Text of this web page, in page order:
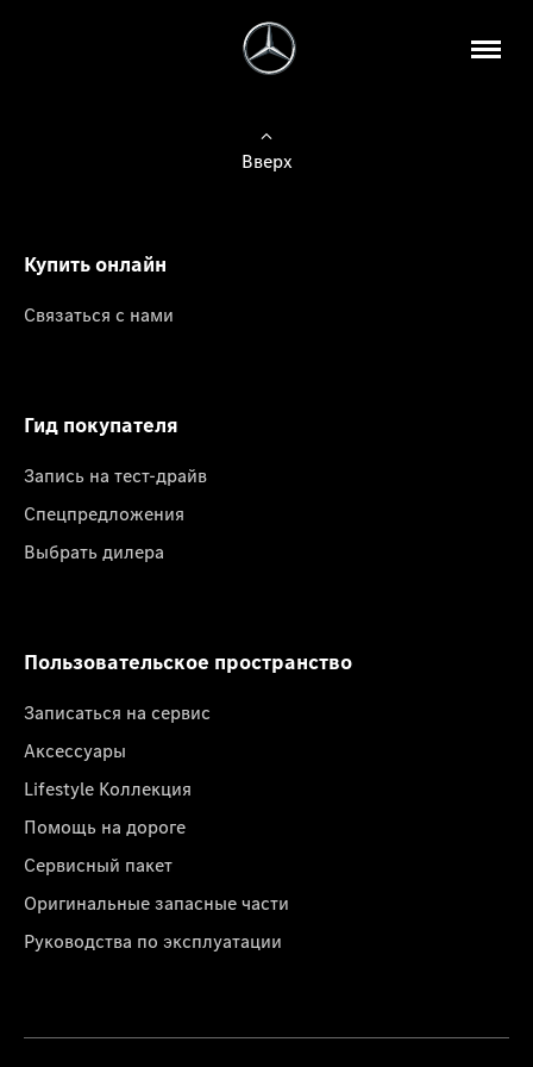
Вверх
Купить онлайн
Связаться с нами
Гид покупателя
Запись на тест-драйв
Спецпредложения
Выбрать дилера
Пользовательское пространство
Записаться на сервис
Аксессуары
Lifestyle Коллекция
Помощь на дороге
Сервисный пакет
Оригинальные запасные части
Руководства по эксплуатации